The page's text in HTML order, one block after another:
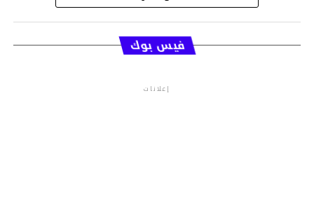
قسم الاخبار
فيس بوك
إعلانات